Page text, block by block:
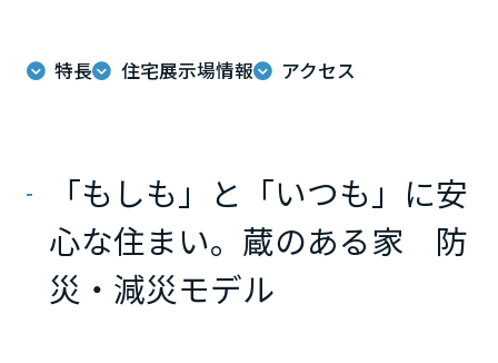
住まいの売却
多彩な動画やこだわりが詰まった建築実例、注目の最新情報など、住
まいづくりを楽しく学べるデジタルラウンジです。
ームの具体策とアイデアを豊富にご用意しています。
すべてのフィールドに新しい価値をデザインし、持続可能な未来志向
ミサワホームオーナーさま・リフォーム工事ご契約者さまとミサワホ
障がい者採用
ウエルネス事業
特長 住宅展示場情報 アクセス
「もしも」と「いつも」に安
心な住まい。蔵のある家 防
災・減災モデル
群馬県
埼玉県